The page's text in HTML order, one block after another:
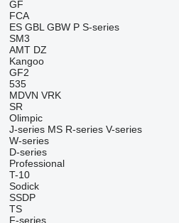
GF
FCA
ES GBL GBW P S-series
SM3
AMT DZ
Kangoo
GF2
535
MDVN VRK
SR
Olimpic
J-series MS R-series V-series
W-series
D-series
Professional
T-10
Sodick
SSDP
TS
F-series